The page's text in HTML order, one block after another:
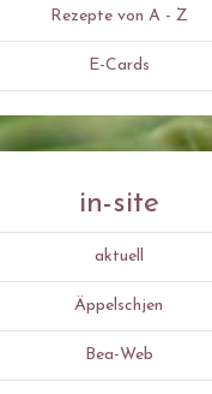
Rezepte von A - Z
E-Cards
in-site
aktuell
Äppelschjen
Bea-Web